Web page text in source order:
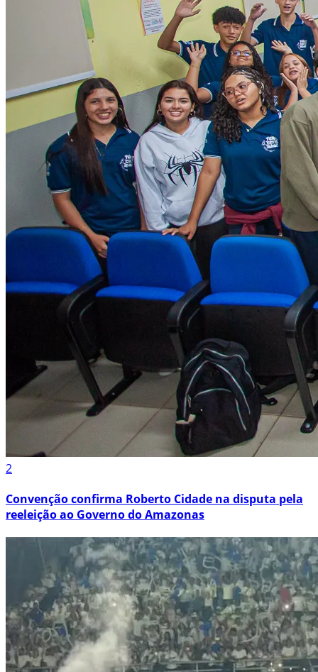
2
Convenção confirma Roberto Cidade na disputa pela
reeleição ao Governo do Amazonas